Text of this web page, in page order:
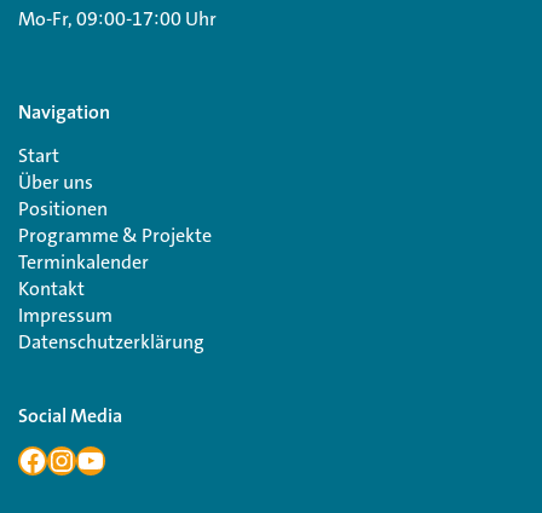
Mo-Fr, 09:00-17:00 Uhr
Navigation
Start
Über uns
Positionen
Programme & Projekte
Terminkalender
Kontakt
Impressum
Datenschutzerklärung
Social Media